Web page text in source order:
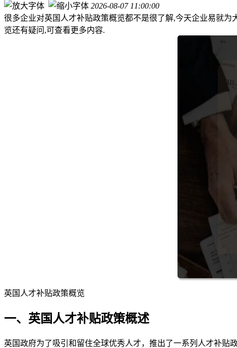
2026-08-07 11:00:00
很多企业对英国人才补贴政策概览都不是很了解,今天企业易就
览还有疑问,可查看更多内容.
英国人才补贴政策概览
一、英国人才补贴政策概述
英国政府为了吸引和留住全球优秀人才，推出了一系列人才补贴